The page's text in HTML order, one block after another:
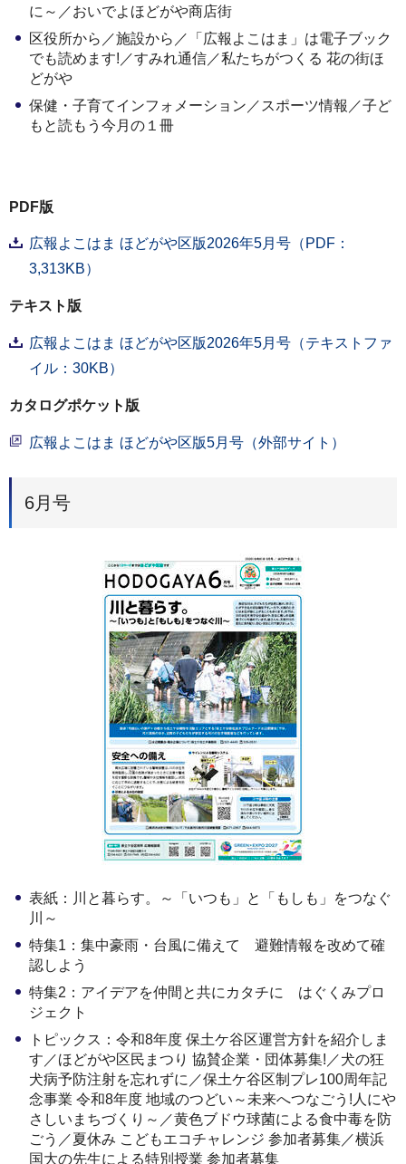
に～／おいでよほどがや商店街
区役所から／施設から／「広報よこはま」は電子ブック
でも読めます!／すみれ通信／私たちがつくる 花の街ほ
どがや
保健・子育てインフォメーション／スポーツ情報／子ど
もと読もう今月の１冊
PDF版
広報よこはま ほどがや区版2026年5月号（PDF：
3,313KB）
テキスト版
広報よこはま ほどがや区版2026年5月号（テキストファ
イル：30KB）
カタログポケット版
広報よこはま ほどがや区版5月号（外部サイト）
6月号
表紙：川と暮らす。～「いつも」と「もしも」をつなぐ
川～
特集1：集中豪雨・台風に備えて 避難情報を改めて確
認しよう
特集2：アイデアを仲間と共にカタチに はぐくみプロ
ジェクト
トピックス：令和8年度 保土ケ谷区運営方針を紹介しま
す／ほどがや区民まつり 協賛企業・団体募集!／犬の狂
犬病予防注射を忘れずに／保土ケ谷区制プレ100周年記
念事業 令和8年度 地域のつどい～未来へつなごう!人にや
さしいまちづくり～／黄色ブドウ球菌による食中毒を防
ごう／夏休み こどもエコチャレンジ 参加者募集／横浜
国大の先生による特別授業 参加者募集